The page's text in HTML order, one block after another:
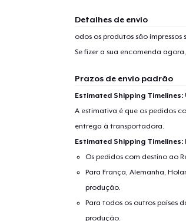
Detalhes de envio
odos os produtos são impressos
Se fizer a sua encomenda
Prazos de envio padrão
Estimated Shipping
A estimativa é que os pedidos
entrega à transportadora.
Estimated Shipping Timelines:
Os pedidos com destino ao
Para França, Alemanha,
produção.
Para todos os outros países
produção.